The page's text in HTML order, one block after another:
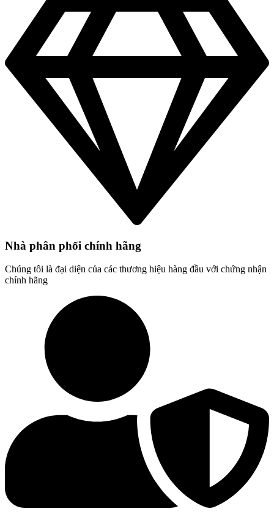
Nhà phân phối chính hãng
Chúng tôi là đại diện của các thương hiệu hàng đầu với chứng nhận
chính hãng